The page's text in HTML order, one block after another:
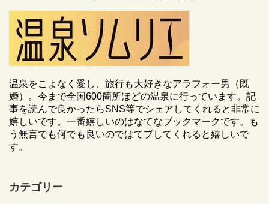
温泉をこよなく愛し、旅行も大好きなアラフォー男（既
婚）。今まで全国600箇所ほどの温泉に行っています。記
事を読んで良かったらSNS等でシェアしてくれると非常に
嬉しいです。一番嬉しいのはなてなブックマークです。も
う無言でも何でも良いのではてブしてくれると嬉しいで
す。
カテゴリー